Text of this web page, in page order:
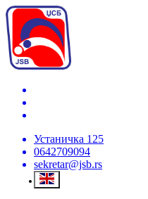
Устаничка 125
0642709094
sekretar@jsb.rs